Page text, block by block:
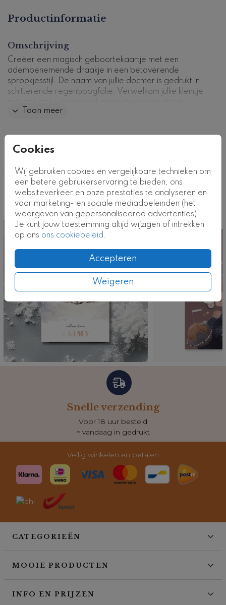
Cookies
Wij gebruiken cookies en vergelijkbare technieken om
een betere gebruikerservaring te bieden, ons
websiteverkeer en onze prestaties te analyseren en
voor marketing- en sociale mediadoeleinden (het
weergeven van gepersonaliseerde advertenties).
Je kunt jouw toestemming altijd wijzigen of intrekken
op ons ons cookiebeleid.
Accepteren
Weigeren
Productinformatie
Omschrijving
Creëer een magisch geboortekaartje met een
adembenemende draakje in een betoverende
sprookjesstijl. De naam van jullie dochter is gedrukt in
schitterende regenboogfolie. Verwelkom jullie kleintje
boogvorm. Pas eenvoudig het ontwerp aan in onze
om het resultaat te bewonderen.
Kaartcode: FD-0963-m2
Toon meer
Collectie
Deze ontwerpen vind je misschien ook
leuk
Snelle verzending
Voor 18 uur besteld
= vandaag in gedrukt
Veilig winkelen en betalen
CATEGORIEËN
MOOIE PRODUCTEN
INFO EN PRIJZEN